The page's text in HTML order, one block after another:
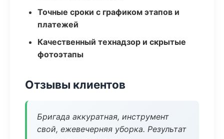
Точные сроки с графиком этапов и
платежей
Качественный технадзор и скрытые
фотоэтапы
Отзывы клиентов
Бригада аккуратная, инструмент
свой, ежевечерняя уборка. Результат